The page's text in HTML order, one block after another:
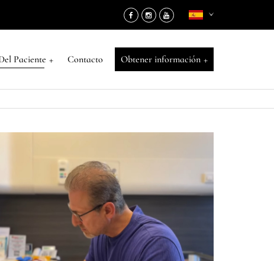
Paciente + Contacto Obtener información +